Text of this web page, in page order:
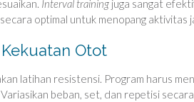
Interval training juga sangat
optimal untuk menopang aktivitas
Kekuatan Otot
latihan resistensi. Program harus
Variasikan beban, set, dan repetisi